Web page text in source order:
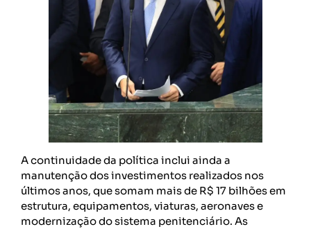
A continuidade da política inclui ainda a
manutenção dos investimentos realizados nos
últimos anos, que somam mais de R$ 17 bilhões em
estrutura, equipamentos, viaturas, aeronaves e
modernização do sistema penitenciário. As